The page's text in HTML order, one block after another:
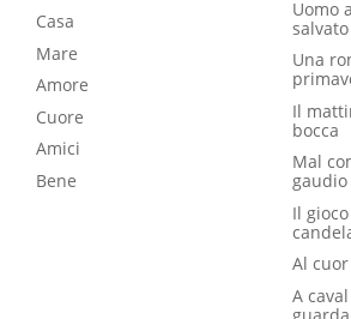
Casa
Mare
Amore
Cuore
Amici
Bene
Uomo
salvato
Una
Il
bocca
Mal
gaudio
Il
Al
A